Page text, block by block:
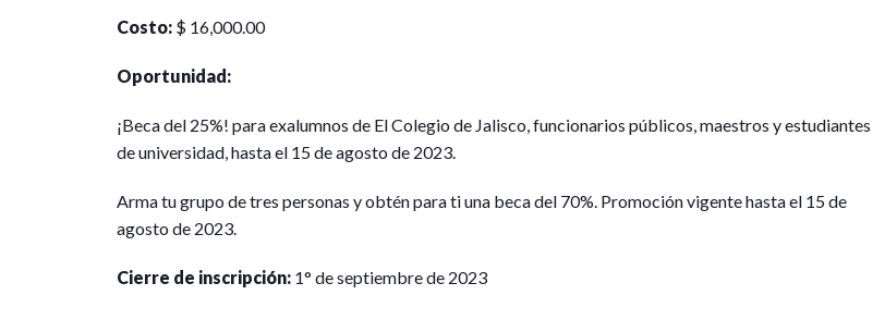
Costo: $ 16,000.00
Oportunidad:
¡Beca del 25%! para exalumnos de El Colegio de Jalisco, funcionarios públicos, maestros y estudiantes
de universidad, hasta el 15 de agosto de 2023.
Arma tu grupo de tres personas y obtén para ti una beca del 70%. Promoción vigente hasta el 15 de
agosto de 2023.
Cierre de inscripción: 1° de septiembre de 2023